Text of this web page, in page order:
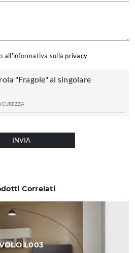
Correlati
L003
all'informativa sulla privacy
"Fragole" al singolare
INVIA